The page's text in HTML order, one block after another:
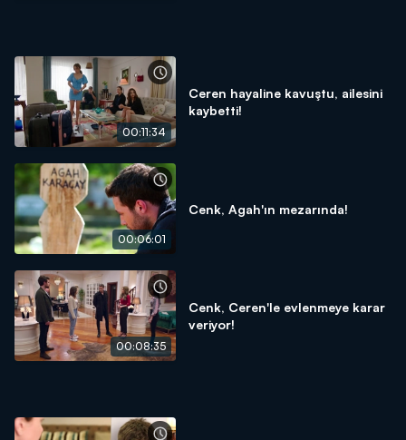
00:11:34
Ceren hayaline kavuştu, ailesini
kaybetti!
00:06:01
Cenk, Agah'ın mezarında!
00:08:35
Cenk, Ceren'le evlenmeye karar
veriyor!